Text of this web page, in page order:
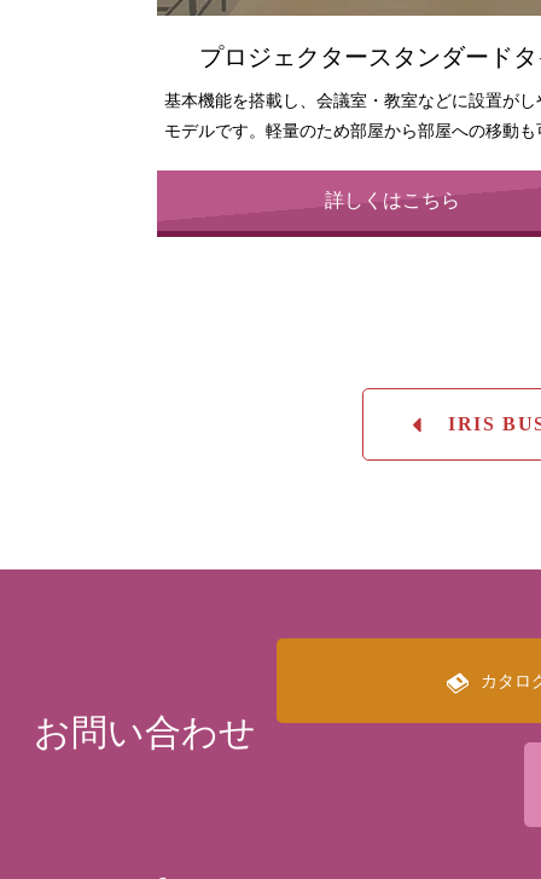
プロジェクタースタンダード
基本機能を搭載し、会議室・教室などに設置がし
モデルです。軽量のため部屋から部屋への移動
詳しくはこちら
IRIS
お問い合わせ
カタロ